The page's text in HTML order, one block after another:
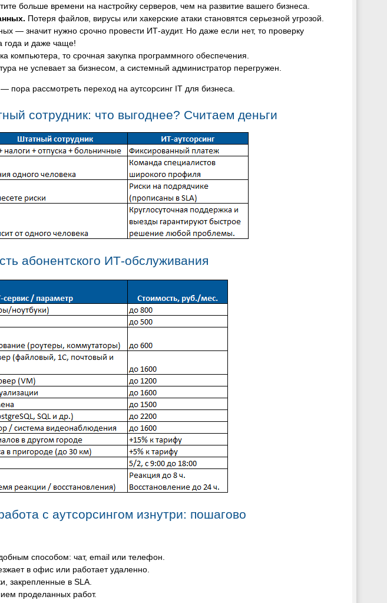
больше времени на настройку серверов, чем на развитие вашего бизнеса.
Потеря файлов, вирусы или хакерские атаки становятся серьезной угрозой.
— значит нужно срочно провести ИТ-аудит. Но даже если нет, то проверку
года и даже чаще!
компьютера, то срочная закупка программного обеспечения.
не успевает за бизнесом, а системный администратор перегружен.
пора рассмотреть переход на аутсорсинг IT для бизнеса.
сотрудник: что выгоднее? Считаем деньги
абонентского ИТ-обслуживания
с аутсорсингом изнутри: пошагово
способом: чат, email или телефон.
в офис или работает удаленно.
закрепленные в SLA.
проделанных работ.